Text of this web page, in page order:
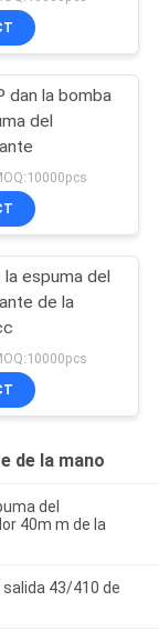
dan la bomba
del
espuma del
de la
de la mano
del
40m m de la
43/410 de